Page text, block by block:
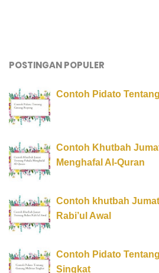
POSTINGAN POPULER
Contoh Pidato
Contoh Khutbah
Menghafal Al-Quran
Contoh khutbah
Rabi’ul Awal
Contoh Pidato
Singkat